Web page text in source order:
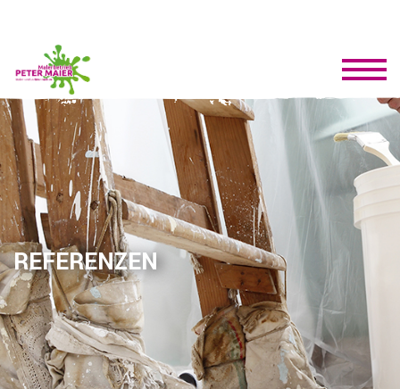
REFERENZEN